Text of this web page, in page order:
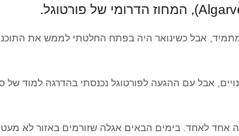
אבל כשינואר היה בפתח החלטתי לממש את
אבל עם ההגעה לפורטוגל נכנסתי בהדרגה למוד של
אחד לאחד. בימים הבאים אגלה שזורמים באזור לא